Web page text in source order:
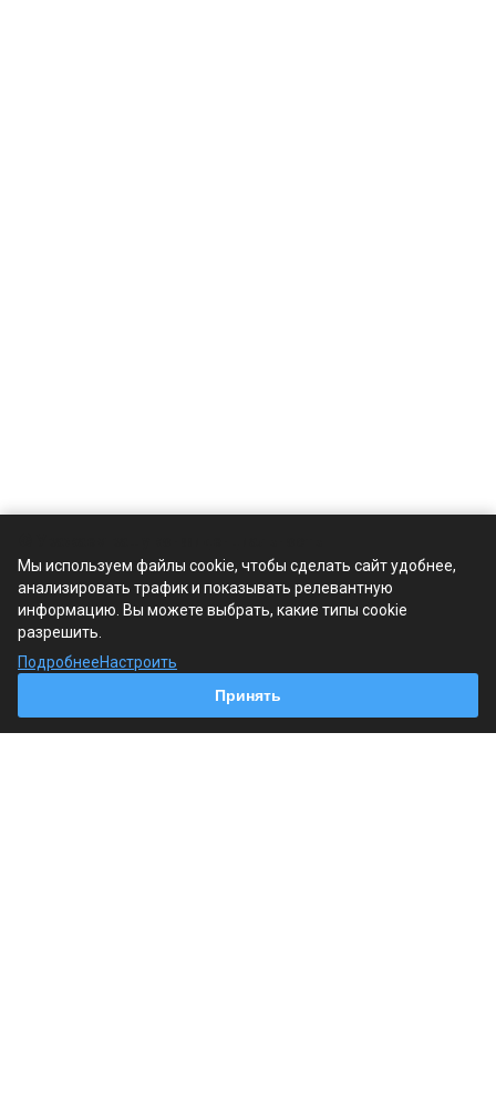
Компания
Продукция
Мы используем файлы cookie, чтобы сделать сайт удобнее,
анализировать трафик и показывать релевантную
информацию. Вы можете выбрать, какие типы cookie
разрешить.
ПодробнееНастроить
Принять